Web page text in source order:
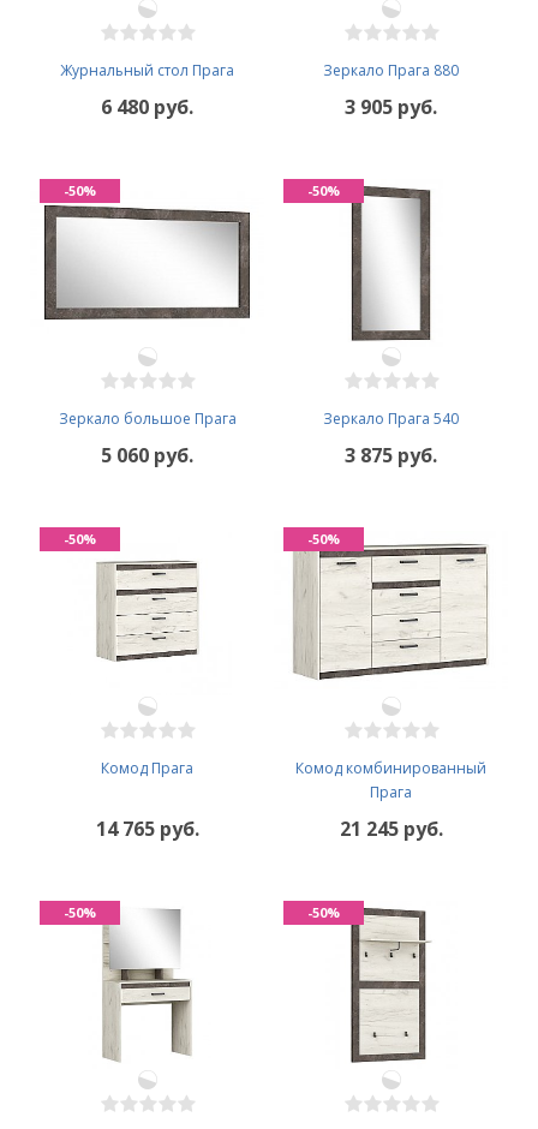
Журнальный стол Прага
6 480 руб.
Зеркало Прага 880
3 905 руб.
Зеркало большое Прага
5 060 руб.
-50%
Зеркало Прага 540
3 875 руб.
-50%
Комод Прага
14 765 руб.
-50%
Комод комбинированный
Прага
21 245 руб.
-50%
-50% -50%